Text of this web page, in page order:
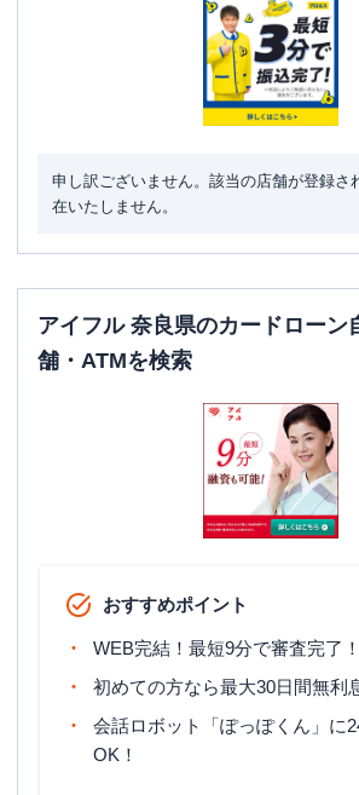
申し訳ございません。該当の店舗が登録さ
在いたしません。
アイフル 奈良県のカードローン
舗・ATMを検索
おすすめポイント
WEB完結！最短9分で審査完了
初めての方なら最大30日間無利
会話ロボット「ぽっぽくん」に
OK！